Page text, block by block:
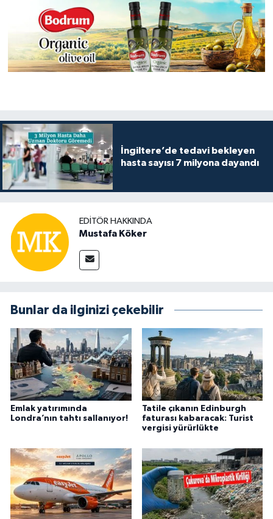
İngiltere’de tedavi bekleyen
hasta sayısı 7 milyona dayandı
EDITÖR HAKKINDA
Mustafa Köker
Bunlar da ilginizi çekebilir
Emlak yatırımında
Londra’nın tahtı sallanıyor!
Tatile çıkanın Edinburgh
faturası kabaracak: Turist
vergisi yürürlükte